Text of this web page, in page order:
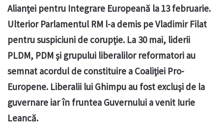
Alianţei pentru Integrare Europeană la 13 februarie.
Ulterior Parlamentul RM l-a demis pe Vladimir Filat
pentru suspiciuni de corupție. La 30 mai, liderii
PLDM, PDM şi grupului liberalilor reformatori au
semnat acordul de constituire a Coaliţiei Pro-
Europene. Liberalii lui Ghimpu au fost excluşi de la
guvernare iar în fruntea Guvernului a venit Iurie
Leancă.